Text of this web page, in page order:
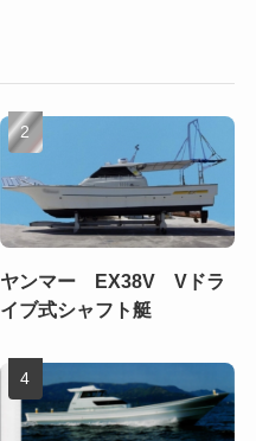
ヤンマー EX38V Vドラ
イブ式シャフト艇